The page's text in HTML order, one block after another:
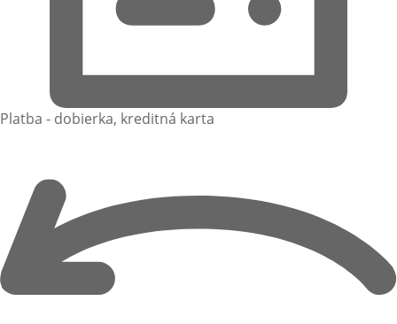
Platba - dobierka, kreditná karta